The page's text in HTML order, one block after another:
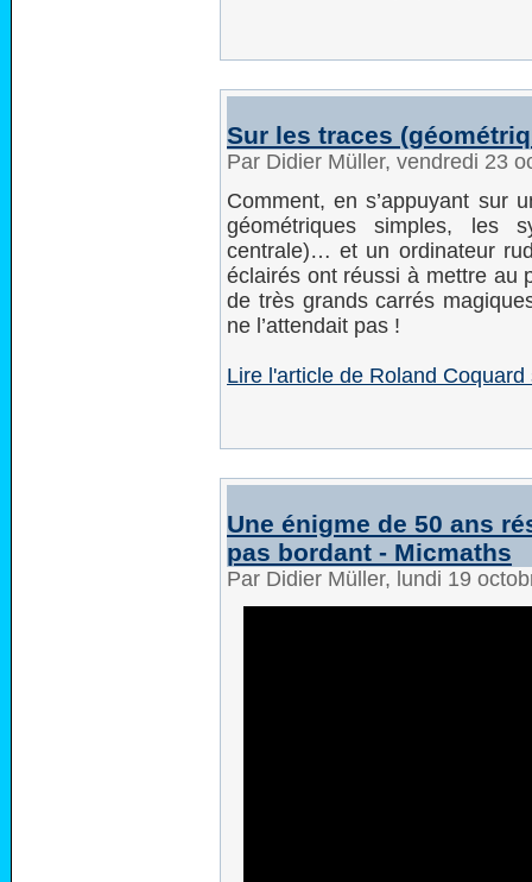
Sur les traces
Par Didier Müller, vendredi 23
Comment, en s’appuyant sur
géométriques simples, les
centrale)… et un ordinateur
éclairés ont réussi à mettre au
de très grands carrés
ne l’attendait pas !
Lire l'article de Roland
Une énigme de 50 ans
pas bordant - Micmaths
Par Didier Müller, lundi 19